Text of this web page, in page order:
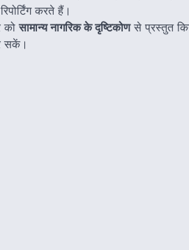
करते हैं।
कोसामान्य नागरिक के दृष्टिकोणसे प्रस्तुत
सकें।